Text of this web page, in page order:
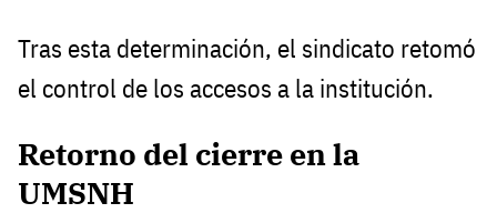
Tras esta determinación, el sindicato retomó
el control de los accesos a la institución.
Retorno del cierre en la
UMSNH